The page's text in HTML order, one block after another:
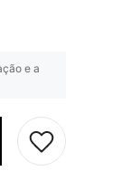
e a